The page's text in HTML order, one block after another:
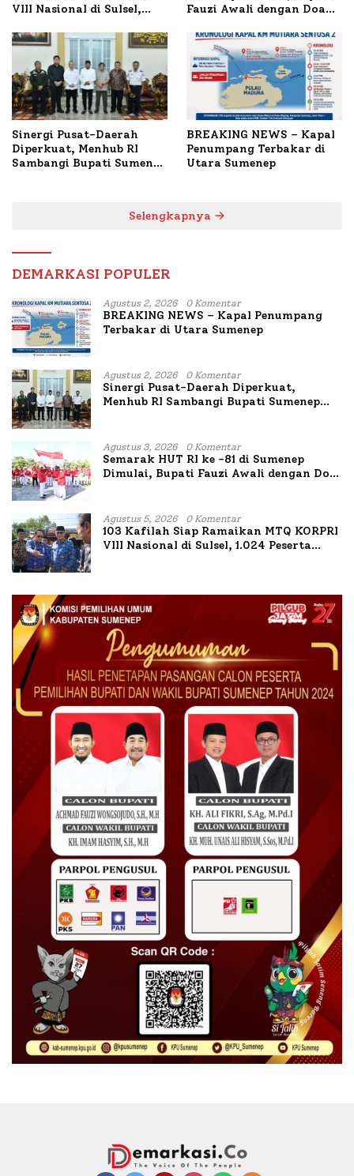
VIII Nasional di Sulsel,
Fauzi Awali dengan Doa
Terbakar
Sinergi Pusat-Daerah
Diperkuat, Menhub RI
Sambangi Bupati Sumenep
BREAKING NEWS – Kapal
Penumpang Terbakar di
Utara Sumenep
Selengkapnya
DEMARKASI POPULER
Agustus 2, 2026 0 Komentar
BREAKING NEWS – Kapal Penumpang
Terbakar di Utara Sumenep
Agustus 2, 2026 0 Komentar
Sinergi Pusat-Daerah Diperkuat,
Menhub RI Sambangi Bupati Sumenep
Agustus 3, 2026 0 Komentar
Semarak HUT RI ke -81 di Sumenep
Dimulai, Bupati Fauzi Awali dengan Doa
Agustus 5, 2026 0 Komentar
103 Kafilah Siap Ramaikan MTQ KORPRI
VIII Nasional di Sulsel, 1.024 Peserta